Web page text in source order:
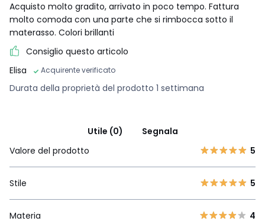
Acquisto molto gradito, arrivato in poco tempo. Fattura
molto comoda con una parte che si rimbocca sotto il
materasso. Colori brillanti
Consiglio questo articolo
Elisa
Acquirente verificato
Durata della proprietà del prodotto 1 settimana
Utile (0)
Segnala
Valore del prodotto
5
Stile 5
Materia 4